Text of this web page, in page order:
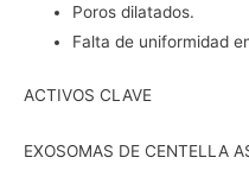
Poros dilatados.
Falta de uniformidad
ACTIVOS CLAVE
EXOSOMAS DE CENTELLA